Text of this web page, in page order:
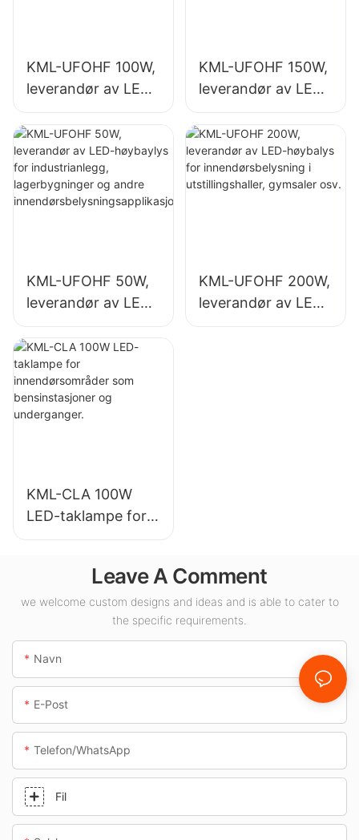
KML-UFOHF 100W,
leverandør av LED-
høybaylys for
industrianlegg,
lagerbygninger og
andre
innendørsbelysning
KML-UFOHF 150W,
leverandør av LED-
høybalys for
innendørsbelysning
i industrianlegg,
gymsaler osv.
KML-UFOHF 50W,
leverandør av LED-
høybaylys for
industrianlegg,
lagerbygninger og
andre
innendørsbelysning
KML-UFOHF 200W,
leverandør av LED-
høybalys for
KML-CLA 100W
LED-taklampe for
innendørsområder
bensinstasjoner og
underganger.
Leave A Comment
we welcome custom designs and ideas and is able to cater to
the specific requirements.
Navn
E-Post
Telefon/whatsApp
Fil